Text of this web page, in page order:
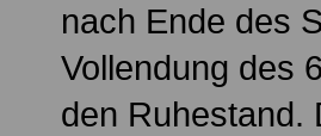
nach Ende des
Vollendung des
den Ruhestand.